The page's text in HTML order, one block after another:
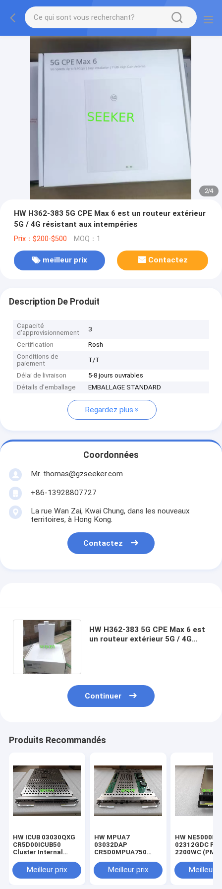
2/4
HW H362-383 5G CPE Max 6 est un routeur extérieur
5G / 4G résistant aux intempéries
Prix：$200-$500 MOQ：1
meilleur prix Contactez
Description De Produit
Capacité
d'approvisionnement
3
Certification
Rosh
Conditions de
paiement
T/T
Délai de livraison
5-8 jours ouvrables
Détails d'emballage
EMBALLAGE STANDARD
Regardez plus
Coordonnées
Mr. thomas@gzseeker.com
+86-13928807727
La rue Wan Zai, Kwai Chung, dans les nouveaux
territoires, à Hong Kong.
Contactez
HW H362-383 5G CPE Max 6 est
un routeur extérieur 5G / 4G
Continuer
Produits Recommandés
HW ICUB 03030QXG
CR5D00ICUB50
Cluster Internal
B
Meilleur prix
HW MPUA7
03032DAP
CR5D0MPUA750
Cluster Central Main
Processing Unit A7
Meilleur prix
HW NE5000E
02312GDC
2200WC
Meilleur